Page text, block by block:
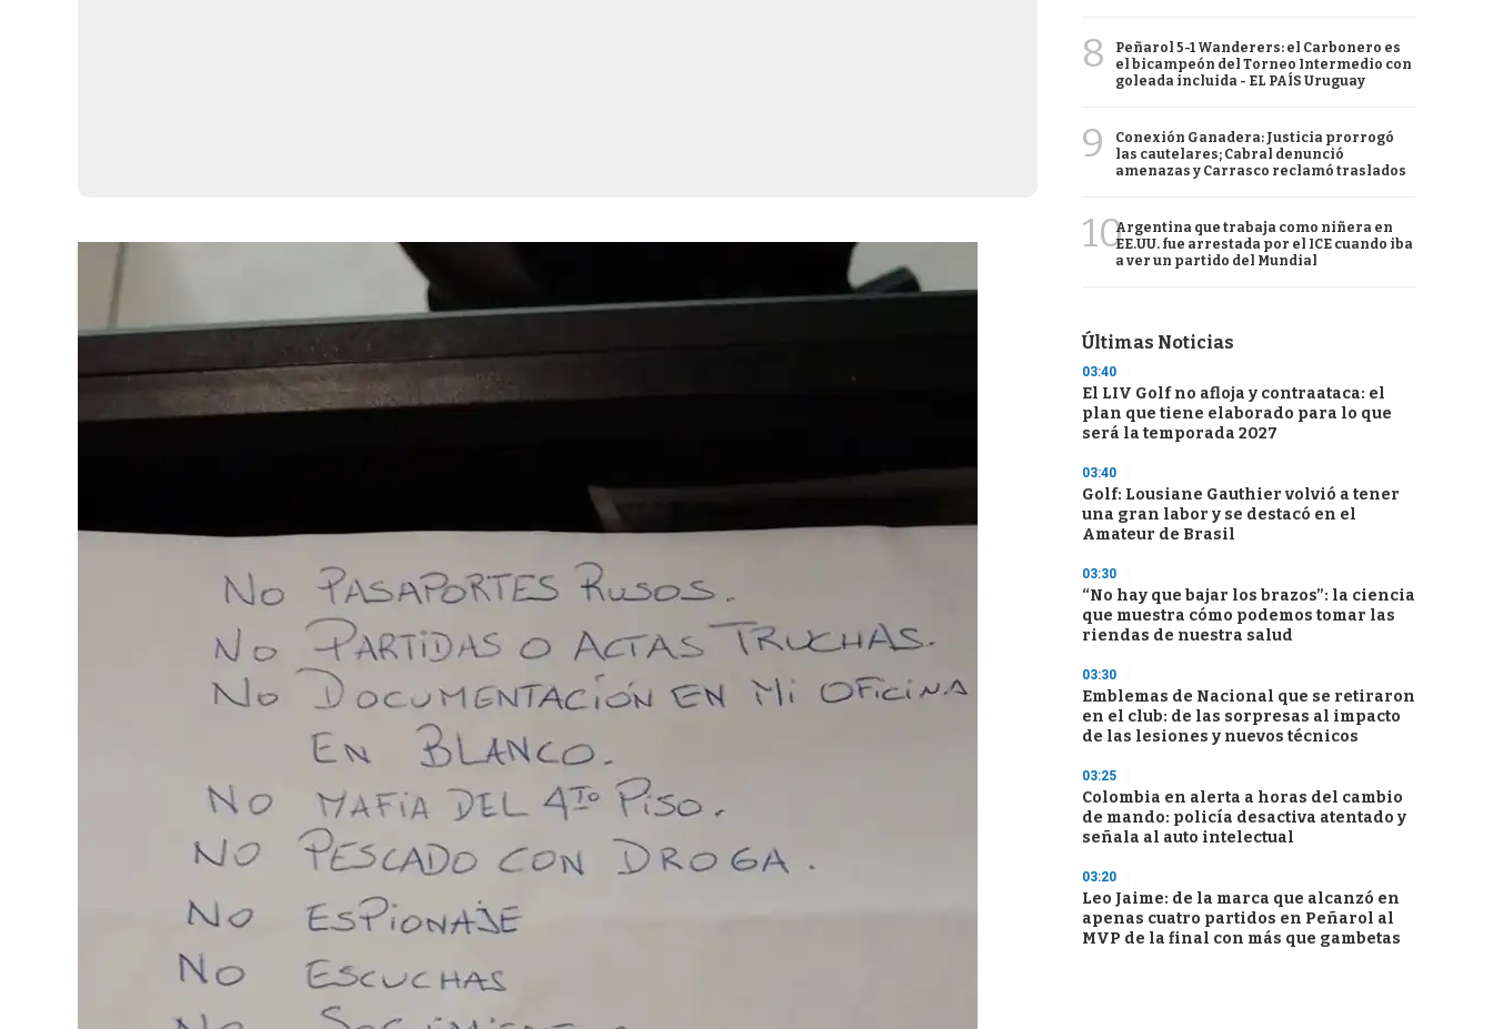
8
Peñarol 5-1 Wanderers: el Carbonero es
el bicampeón del Torneo Intermedio con
goleada incluida - EL PAÍS Uruguay
9
Conexión Ganadera: Justicia prorrogó
las cautelares; Cabral denunció
amenazas y Carrasco reclamó traslados
10Argentina que trabaja como niñera en
EE.UU. fue arrestada por el ICE cuando iba
a ver un partido del Mundial
Últimas Noticias
03:40
El LIV Golf no afloja y contraataca: el
plan que tiene elaborado para lo que
será la temporada 2027
03:40
Golf: Lousiane Gauthier volvió a tener
una gran labor y se destacó en el
Amateur de Brasil
03:30
“No hay que bajar los brazos”: la ciencia
que muestra cómo podemos tomar las
riendas de nuestra salud
03:30
Emblemas de Nacional que se retiraron
en el club: de las sorpresas al impacto
de las lesiones y nuevos técnicos
03:25
Colombia en alerta a horas del cambio
de mando: policía desactiva atentado y
señala al auto intelectual
03:20
Leo Jaime: de la marca que alcanzó en
apenas cuatro partidos en Peñarol al
MVP de la final con más que gambetas